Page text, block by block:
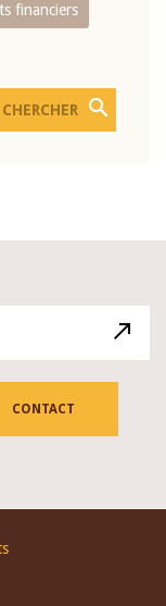
financiers
CONTACT